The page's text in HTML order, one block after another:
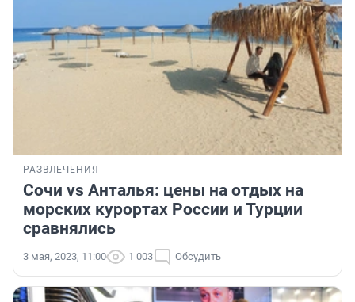
РАЗВЛЕЧЕНИЯ
Сочи vs Анталья: цены на отдых на
морских курортах России и Турции
сравнялись
3 мая, 2023, 11:00 1 003 Обсудить